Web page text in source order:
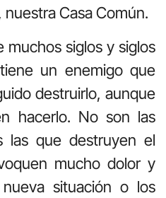
Casa Común.
muchos siglos y siglos
un enemigo que
destruirlo, aunque
hacerlo. No son las
las que destruyen el
mucho dolor y
situación o los